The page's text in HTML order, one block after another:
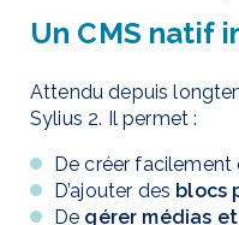
Un CMS natif
Attendu depuis
Sylius 2. Il permet :
De créer facilement
D’ajouter des blocs
De gérer médias